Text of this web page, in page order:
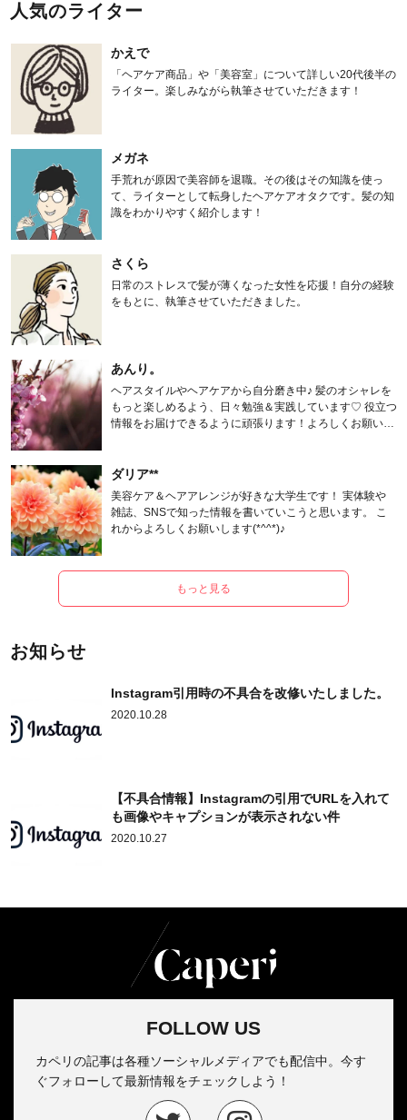
人気のライター
かえで
「ヘアケア商品」や「美容室」について詳しい20代後半の
ライター。楽しみながら執筆させていただきます！
メガネ
手荒れが原因で美容師を退職。その後はその知識を使っ
て、ライターとして転身したヘアケアオタクです。髪の知
識をわかりやすく紹介します！
さくら
日常のストレスで髪が薄くなった女性を応援！自分の経験
をもとに、執筆させていただきました。
あんり。
ヘアスタイルやヘアケアから自分磨き中♪ 髪のオシャレを
もっと楽しめるよう、日々勉強＆実践しています♡ 役立つ
情報をお届けできるように頑張ります！よろしくお願いし
ダリア**
美容ケア＆ヘアアレンジが好きな大学生です！ 実体験や
雑誌、SNSで知った情報を書いていこうと思います。 こ
れからよろしくお願いします(*^^*)♪
もっと見る
お知らせ
Instagram引用時の不具合を改修いたしました。
2020.10.28
【不具合情報】Instagramの引用でURLを入れて
も画像やキャプションが表示されない件
2020.10.27
FOLLOW US
カペリの記事は各種ソーシャルメディアでも配信中。今す
ぐフォローして最新情報をチェックしよう！